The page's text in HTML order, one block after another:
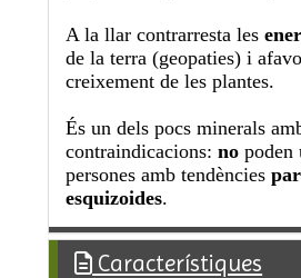
A la llar contrarresta les
de la terra (geopaties) i
creixement de les plantes.
És un dels pocs minerals
contraindicacions:no poden
persones amb tendències
esquizoides.
Característiques